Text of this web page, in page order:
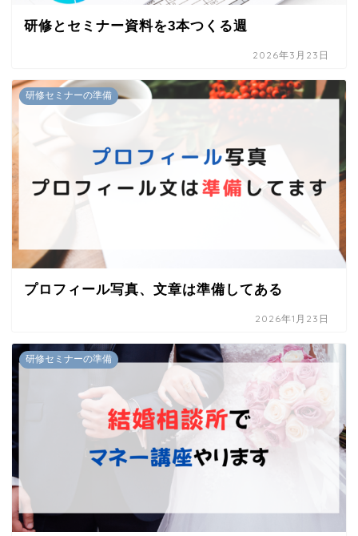
研修とセミナー資料を3本つくる週
2026年3月23日
研修セミナーの準備
プロフィール写真、文章は準備してある
2026年1月23日
研修セミナーの準備